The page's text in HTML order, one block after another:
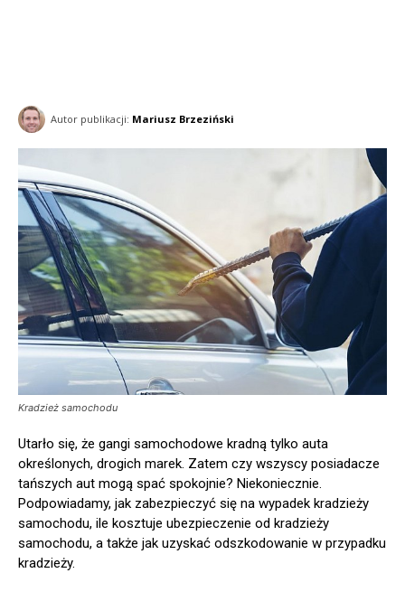
Autor publikacji: Mariusz Brzeziński
Kradzież samochodu
Utarło się, że gangi samochodowe kradną tylko auta
określonych, drogich marek. Zatem czy wszyscy posiadacze
tańszych aut mogą spać spokojnie? Niekoniecznie.
Podpowiadamy, jak zabezpieczyć się na wypadek kradzieży
samochodu, ile kosztuje ubezpieczenie od kradzieży
samochodu, a także jak uzyskać odszkodowanie w przypadku
kradzieży.